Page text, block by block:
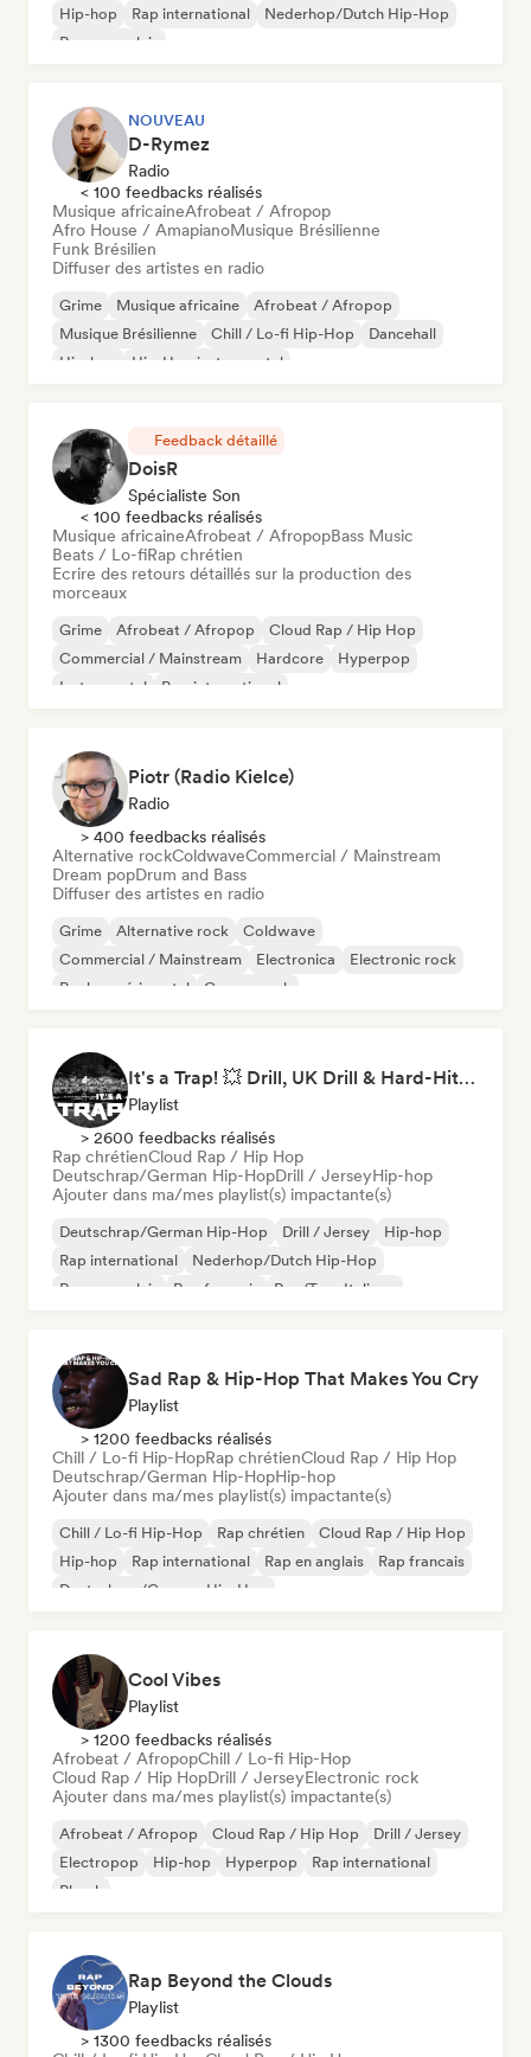
Hip-hop
Rap international
Nederhop/Dutch Hip-Hop
Rap en anglais
NOUVEAU
D-Rymez
Radio
< 100 feedbacks réalisés
Musique africaineAfrobeat / Afropop
Afro House / AmapianoMusique Brésilienne
Funk Brésilien
Diffuser des artistes en radio
Grime Musique africaine
Afrobeat / Afropop
Musique Brésilienne
Chill / Lo-fi Hip-Hop
Dancehall
Hip-hop
Hip-Hop instrumental
Feedback détaillé
DoisR
Spécialiste Son
< 100 feedbacks réalisés
Musique africaineAfrobeat / AfropopBass Music
Beats / Lo-fiRap chrétien
Ecrire des retours détaillés sur la production des
morceaux
Grime Afrobeat / Afropop
Cloud Rap / Hip Hop
Commercial / Mainstream
Hardcore
Hyperpop
Instrumental
Pop international
Piotr (Radio Kielce)
Radio
> 400 feedbacks réalisés
Alternative rockColdwaveCommercial / Mainstream
Dream popDrum and Bass
Diffuser des artistes en radio
Grime Alternative rock
Coldwave
Commercial / Mainstream
Electronica
Electronic rock
Rock expérimental
Garage rock
It's a Trap! 💥 Drill, UK Drill & Hard-Hitting Trap
Playlist
> 2600 feedbacks réalisés
Rap chrétienCloud Rap / Hip Hop
Deutschrap/German Hip-HopDrill / JerseyHip-hop
Ajouter dans ma/mes playlist(s) impactante(s)
Deutschrap/German Hip-Hop Drill / Jersey
Hip-hop
Rap international
Nederhop/Dutch Hip-Hop
Rap en anglais
Rap francais Rap/Trap Italiano
Sad Rap & Hip-Hop That Makes You Cry
Playlist
> 1200 feedbacks réalisés
Chill / Lo-fi Hip-HopRap chrétienCloud Rap / Hip Hop
Deutschrap/German Hip-HopHip-hop
Ajouter dans ma/mes playlist(s) impactante(s)
Chill / Lo-fi Hip-Hop Rap chrétien
Cloud Rap / Hip Hop
Hip-hop
Rap international Rap en anglais
Rap francais
Deutschrap/German Hip-Hop
Cool Vibes
Playlist
> 1200 feedbacks réalisés
Afrobeat / AfropopChill / Lo-fi Hip-Hop
Cloud Rap / Hip HopDrill / JerseyElectronic rock
Ajouter dans ma/mes playlist(s) impactante(s)
Afrobeat / Afropop Cloud Rap / Hip Hop
Drill / Jersey
Electropop
Hip-hop Hyperpop
Rap international
Phonk
Rap Beyond the Clouds
Playlist
> 1300 feedbacks réalisés